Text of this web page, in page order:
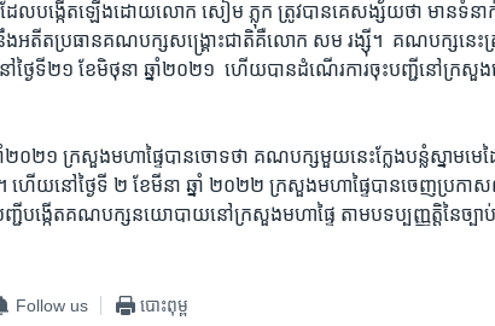
ែល​បង្កើត​ឡើង​ដោយ​លោក​ សៀម ភ្លុក​ ត្រូវ​បាន​គេ​សង្ស័យ​ថា​ មាន​ទំនា
អតីត​ប្រធាន​គណបក្ស​សង្គ្រោះ​ជាតិ​គឺ​លោក​ សម រង្ស៊ី។ ​ គណបក្ស​នេះ​ត្រូ
ថ្ងៃ​ទី​២១ ​ខែ​មិថុនា​ ឆ្នាំ២០២១ ​ ហើយ​បាន​ដំណើរការ​ចុះ​បញ្ជី​នៅ​ក្រសួង​ន
ឆ្នាំ​២០២១​ ក្រសួង​មហា​ផ្ទៃ​បាន​ចោទ​ថា​ គណ​បក្ស​មួយ​នេះ​ក្លែង​បន្លំ​ស្នាម​
។​ ហើយ​នៅ​ថ្ងៃទី​ ២​ ខែ​មីនា​ ឆ្នាំ​ ២០២២​ ក្រសួង​មហាផ្ទៃ​បាន​ចេញ​ប្រ
ជី​បង្កើត​គណបក្ស​នយោបាយ​នៅ​ក្រសួង​មហាផ្ទៃ​ តាម​បទប្បញ្ញត្តិ​នៃ​ច្ប
Follow us បោះពុម្ព